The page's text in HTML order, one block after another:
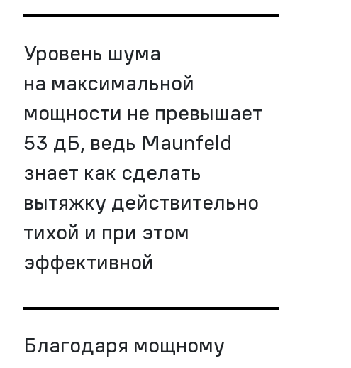
Уровень шума
на максимальной
мощности не превышает
53 дБ, ведь Maunfeld
знает как сделать
вытяжку действительно
тихой и при этом
эффективной
Благодаря мощному